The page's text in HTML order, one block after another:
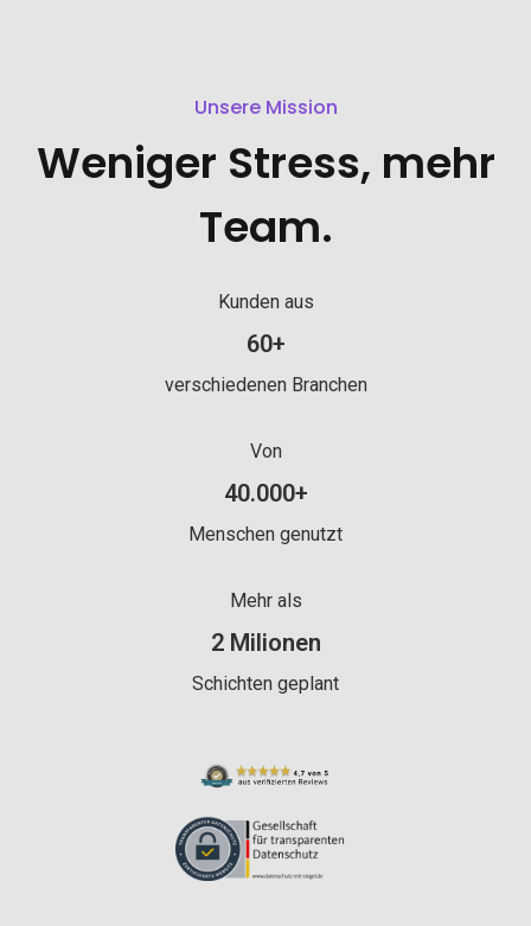
Unsere Mission
Weniger Stress, mehr
Team.
Kunden aus
Kunden aus mehr als 60
60+
verschiedenen Branchen
Von
Von mehr als 40000 Menschen
40.000+
Menschen genutzt
Mehr als
Mehr als 2 Milionen Schichten geplant
2Milionen
Schichten geplant